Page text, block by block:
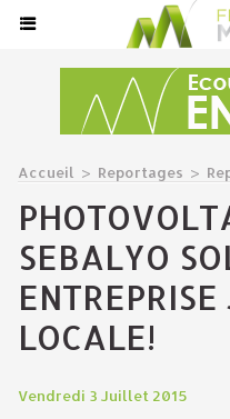
Accueil > Reportages >
SEBALYO
LOCALE!
Vendredi 3 Juillet 2015